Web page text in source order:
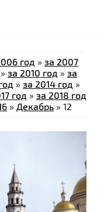
год » за 2007
» за 2010 год » за
» за 2014 год »
год » за 2018 год
» Декабрь » 12